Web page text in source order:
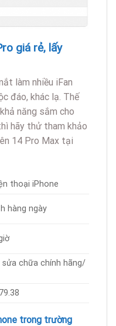
giá rẻ, lấy
làm nhiều iFan
đáo, khác lạ. Thế
năng sắm cho
hãy thử tham khảo
14 Pro Max tại
thoại iPhone
hàng ngày
sửa chữa chính hãng/
trong trường